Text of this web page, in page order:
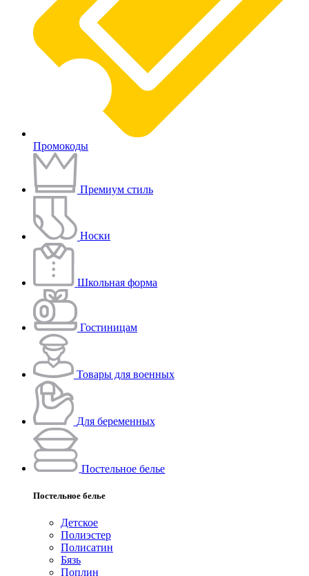
Промокоды
Премиум стиль
Носки
Школьная форма
Гостиницам
Товары для военных
Для беременных
Постельное белье
Постельное белье
Детское
Полиэстeр
Полисатин
Бязь
Поплин